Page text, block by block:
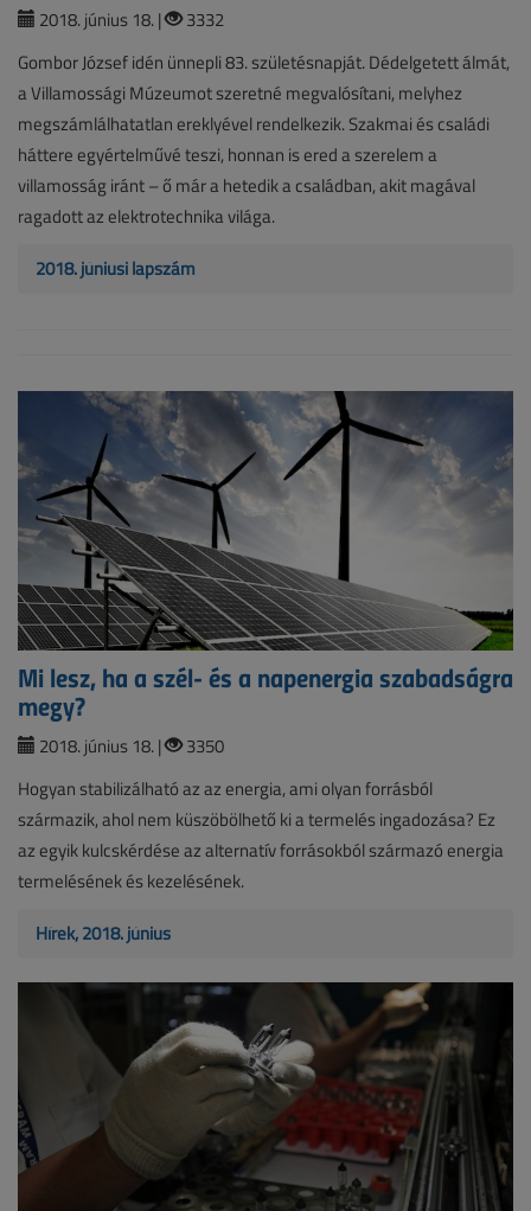
2018. június 18. |
3332
Gombor József idén ünnepli 83. születésnapját. Dédelgetett álmát,
a Villamossági Múzeumot szeretné megvalósítani, melyhez
megszámlálhatatlan ereklyével rendelkezik. Szakmai és családi
háttere egyértelművé teszi, honnan is ered a szerelem a
villamosság iránt – ő már a hetedik a családban, akit magával
ragadott az elektrotechnika világa.
2018. júniusi lapszám
Mi lesz, ha a szél- és a napenergia szabadságra
megy?
2018. június 18. |
3350
Hogyan stabilizálható az az energia, ami olyan forrásból
származik, ahol nem küszöbölhető ki a termelés ingadozása? Ez
az egyik kulcskérdése az alternatív forrásokból származó energia
termelésének és kezelésének.
Hírek, 2018. június